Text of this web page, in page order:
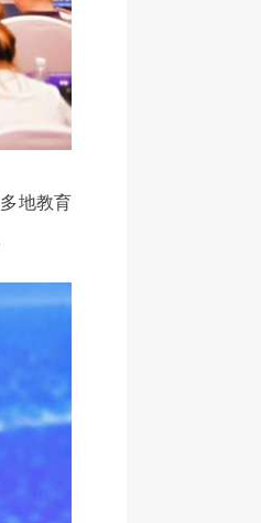
地教育